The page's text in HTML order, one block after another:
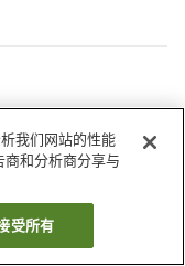
区
泉 海舟酒店
我们网站的性能
和分析商分享与
受所有